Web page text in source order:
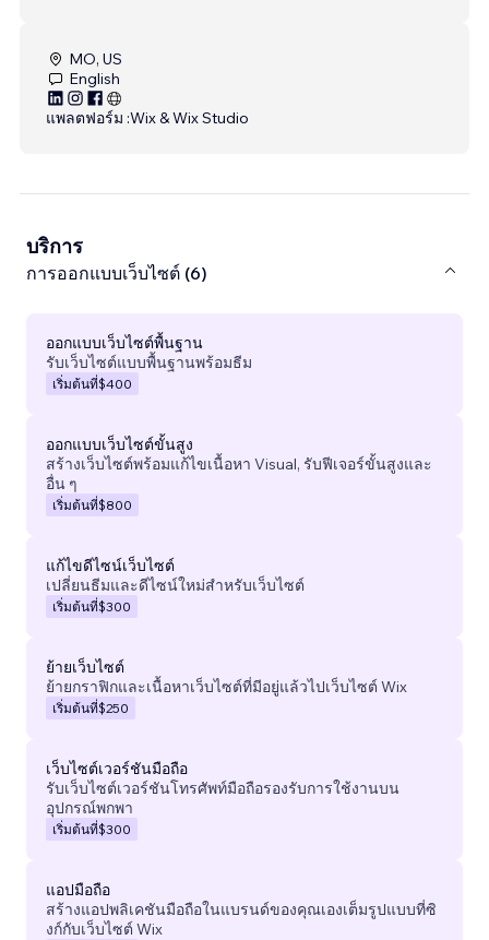
MO, US
English
แพลตฟอร์ม :Wix & Wix Studio
บริการ
การออกแบบเว็บไซต์ (6)
ออกแบบเว็บไซต์พื้นฐาน
รับเว็บไซต์แบบพื้นฐานพร้อมธีม
เริ่มต้นที่$400
ออกแบบเว็บไซต์ขั้นสูง
สร้างเว็บไซต์พร้อมแก้ไขเนื้อหา Visual, รับฟีเจอร์ขั้นสูงและ
อื่น ๆ
เริ่มต้นที่$800
แก้ไขดีไซน์เว็บไซต์
เปลี่ยนธีมและดีไซน์ใหม่สำหรับเว็บไซต์
เริ่มต้นที่$300
ย้ายเว็บไซต์
ย้ายกราฟิกและเนื้อหาเว็บไซต์ที่มีอยู่แล้วไปเว็บไซต์ Wix
เริ่มต้นที่$250
เว็บไซต์เวอร์ชันมือถือ
รับเว็บไซต์เวอร์ชันโทรศัพท์มือถือรองรับการใช้งานบน
อุปกรณ์พกพา
เริ่มต้นที่$300
แอปมือถือ
สร้างแอปพลิเคชันมือถือในแบรนด์ของคุณเองเต็มรูปแบบที่ซิ
งก์กับเว็บไซต์ Wix